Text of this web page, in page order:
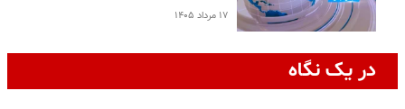
۱۷ مرداد ۱۴۰۵
در یک نگاه